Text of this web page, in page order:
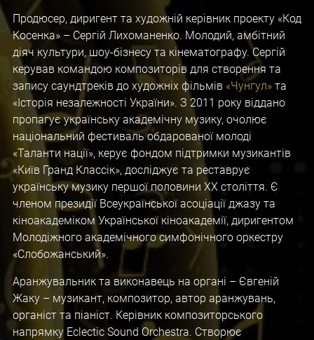
Продюсер, диригент та художній керівник проекту «Код
Косенка» – Сергій Лихоманенко. Молодий, амбітний
діяч культури, шоу-бізнесу та кінематографу. Сергій
керував командою композиторів для створення та
запису саундтреків до художніх фільмів «Чунгул»та
«Історія незалежності України». З 2011 року віддано
пропагує українську академічну музику, очолює
національний фестиваль обдарованої молоді
«Таланти нації», керує фондом підтримки музикантів
«Київ Гранд Классік», досліджує та реставрує
українську музику першої половини XX століття. Є
членом президії Всеукраїнської асоціації джазу та
кіноакадеміком Української кіноакадемії, диригентом
Молодіжного академічного симфонічного оркестру
«Слобожанський».
Аранжувальник та виконавець на органі – ­Євгеній
Жаку – музикант, композитор, автор аранжувань,
органіст та піаніст. Керівник композиторського
напрямку Eclectic Sound Orchestra. Створює